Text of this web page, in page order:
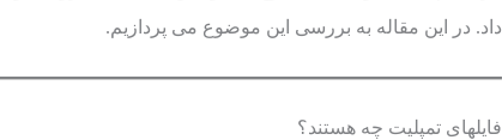
داد. در این مقاله به بررسی این موضوع می پردازیم.
فایلهای تمپلیت چه هستند؟